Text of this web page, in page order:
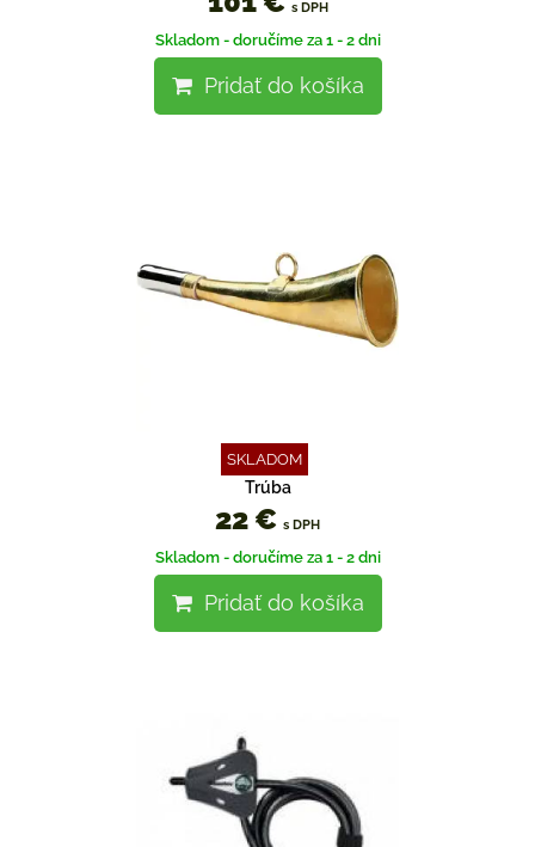
s DPH
Skladom - doručíme za 1 - 2 dni
Pridať do košíka
SKLADOM
Trúba
22 € s DPH
Skladom - doručíme za 1 - 2 dni
Pridať do košíka